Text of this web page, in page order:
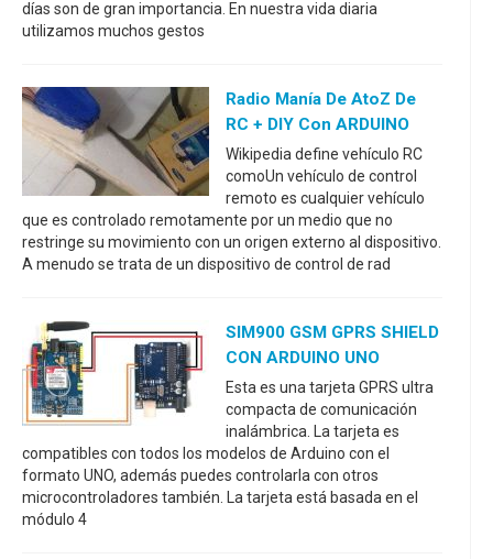
días son de gran importancia. En nuestra vida diaria
utilizamos muchos gestos
Radio Manía De AtoZ De
RC + DIY Con ARDUINO
Wikipedia define vehículo RC
comoUn vehículo de control
remoto es cualquier vehículo
que es controlado remotamente por un medio que no
restringe su movimiento con un origen externo al dispositivo.
A menudo se trata de un dispositivo de control de rad
SIM900 GSM GPRS SHIELD
CON ARDUINO UNO
Esta es una tarjeta GPRS ultra
compacta de comunicación
inalámbrica. La tarjeta es
compatibles con todos los modelos de Arduino con el
formato UNO, además puedes controlarla con otros
microcontroladores también. La tarjeta está basada en el
módulo 4